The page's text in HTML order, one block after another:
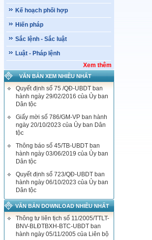
Kế hoạch phối hợp
Hiến pháp
Sắc lệnh - Sắc luật
Luật - Pháp lệnh
Xem thêm
VĂN BẢN XEM NHIỀU NHẤT
Quyết định số 75 /QĐ-UBDT ban
hành ngày 29/02/2016 của Ủy ban
Dân tộc
Giấy mời số 786/GM-VP ban hành
ngày 20/10/2023 của Ủy ban Dân
tộc
Thông báo số 45/TB-UBDT ban
hành ngày 03/06/2019 của Ủy ban
Dân tộc
Quyết định số 723/QĐ-UBDT ban
hành ngày 06/10/2023 của Ủy ban
Dân tộc
VĂN BẢN DOWNLOAD NHIỀU NHẤT
Thông tư liên tịch số 11/2005/TTLT-
BNV-BLĐTBXH-BTC-UBDT ban
hành ngày 05/11/2005 của Liên bộ